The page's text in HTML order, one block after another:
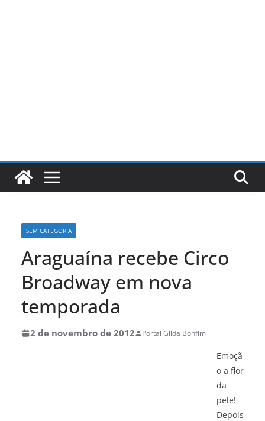
SEM CATEGORIA
Araguaína recebe Circo
Broadway em nova
temporada
2 de novembro de 2012 Portal Gilda Bonfim
Emoçã
o a flor
da
pele!
Depois